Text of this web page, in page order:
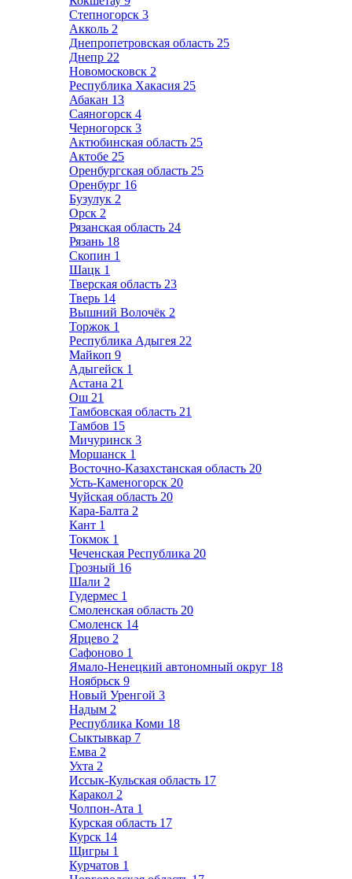
Степногорск 3
Акколь 2
Днепропетровская область 25
Днепр 22
Новомосковск 2
Республика Хакасия 25
Абакан 13
Саяногорск 4
Черногорск 3
Актюбинская область 25
Актобе 25
Оренбургская область 25
Оренбург 16
Бузулук 2
Орск 2
Рязанская область 24
Рязань 18
Скопин 1
Шацк 1
Тверская область 23
Тверь 14
Вышний Волочёк 2
Торжок 1
Республика Адыгея 22
Майкоп 9
Адыгейск 1
Астана 21
Ош 21
Тамбовская область 21
Тамбов 15
Мичуринск 3
Моршанск 1
Восточно-Казахстанская область 20
Усть-Каменогорск 20
Чуйская область 20
Кара-Балта 2
Кант 1
Токмок 1
Чеченская Республика 20
Грозный 16
Шали 2
Гудермес 1
Смоленская область 20
Смоленск 14
Ярцево 2
Сафоново 1
Ямало-Ненецкий автономный округ 18
Ноябрьск 9
Новый Уренгой 3
Надым 2
Республика Коми 18
Сыктывкар 7
Емва 2
Ухта 2
Иссык-Кульская область 17
Каракол 2
Чолпон-Ата 1
Курская область 17
Курск 14
Щигры 1
Курчатов 1